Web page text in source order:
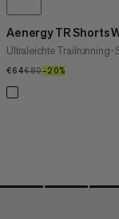
Aenergy TR Shorts
Ultraleichte Trailrunning-
€64€64
€80€80
–20%